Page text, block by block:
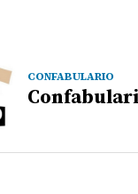
CONFABULARIO